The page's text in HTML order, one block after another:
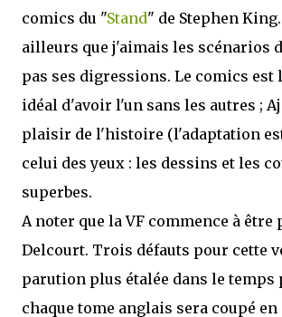
comics du "Stand" de Stephen
ailleurs que j'aimais les scénarios
pas ses digressions. Le comics est
idéal d'avoir l'un sans les autres ;
plaisir de l'histoire (l'adaptation
celui des yeux : les dessins et les
superbes.
A noter que la VF commence à être
Delcourt. Trois défauts pour cette
parution plus étalée dans le temps
chaque tome anglais sera coupé